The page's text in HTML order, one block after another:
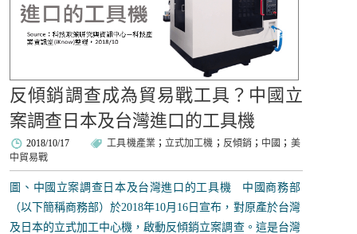
反傾銷調查成為貿易戰工具？中國立
案調查日本及台灣進口的工具機
2018/10/17 工具機產業； 立式加工機 ； 反傾銷 ； 中國 ； 美
中貿易戰
圖、中國立案調查日本及台灣進口的工具機 中國商務部
（以下簡稱商務部）於2018年10月16日宣布，對原產於台灣
及日本的立式加工中心機，啟動反傾銷立案調查。這是台灣